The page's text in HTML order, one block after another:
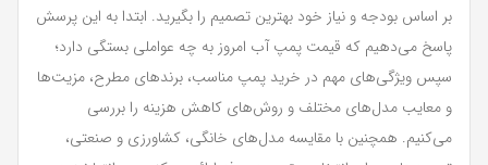
بر اساس بودجه و نیاز خود بهترین تصمیم را بگیرید. ابتدا به این پرسش
پاسخ می‌دهیم که قیمت پمپ آب امروز به چه عواملی بستگی دارد؛
سپس ویژگی‌های مهم در خرید پمپ مناسب، برندهای مطرح، مزیت‌ها
و معایب مدل‌های مختلف و روش‌های کاهش هزینه را بررسی
می‌کنیم. همچنین با مقایسه مدل‌های خانگی، کشاورزی و صنعتی،